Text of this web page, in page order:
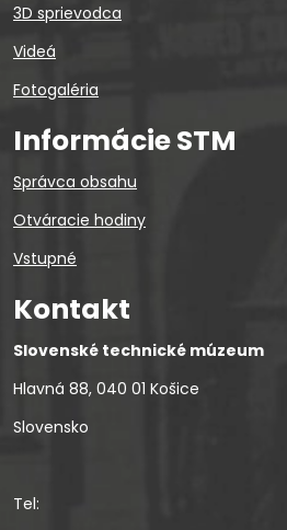
3D sprievodca
Videá
Fotogaléria
Informácie STM
Správca obsahu
Otváracie hodiny
Vstupné
Kontakt
Slovenské technické múzeum
Hlavná 88, 040 01 Košice
Slovensko
Tel: